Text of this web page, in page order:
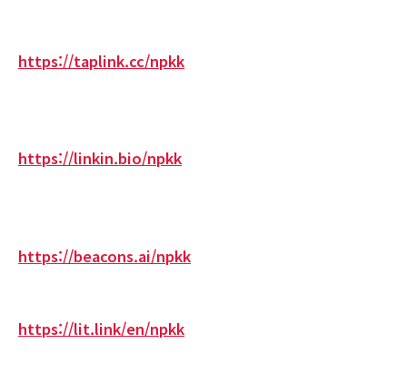
https://taplink.cc/npkk
https://linkin.bio/npkk
https://beacons.ai/npkk
https://lit.link/en/npkk